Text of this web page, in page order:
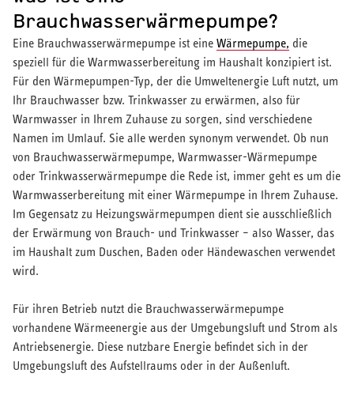
Brauchwasserwärmepumpe?
Eine Brauchwasserwärmepumpe ist eine Wärmepumpe, die
speziell für die Warmwasserbereitung im Haushalt konzipiert ist.
Für den Wärmepumpen-Typ, der die Umweltenergie Luft nutzt, um
Ihr Brauchwasser bzw. Trinkwasser zu erwärmen, also für
Warmwasser in Ihrem Zuhause zu sorgen, sind verschiedene
Namen im Umlauf. Sie alle werden synonym verwendet. Ob nun
von Brauchwasserwärmepumpe, Warmwasser-Wärmepumpe
oder Trinkwasserwärmepumpe die Rede ist, immer geht es um die
Warmwasserbereitung mit einer Wärmepumpe in Ihrem Zuhause.
Im Gegensatz zu Heizungswärmepumpen dient sie ausschließlich
der Erwärmung von Brauch- und Trinkwasser – also Wasser, das
im Haushalt zum Duschen, Baden oder Händewaschen verwendet
wird.
Für ihren Betrieb nutzt die Brauchwasserwärmepumpe
vorhandene Wärmeenergie aus der Umgebungsluft und Strom als
Antriebsenergie. Diese nutzbare Energie befindet sich in der
Umgebungsluft des Aufstellraums oder in der Außenluft.